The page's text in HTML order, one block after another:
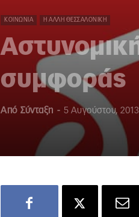
ΚΟΙΝΩΝΊΑ Η ΆΛΛΗ ΘΕΣΣΑΛΟΝΊΚΗ
συμφοράς
Από Σύνταξη - 5 Αυγούστου, 2013